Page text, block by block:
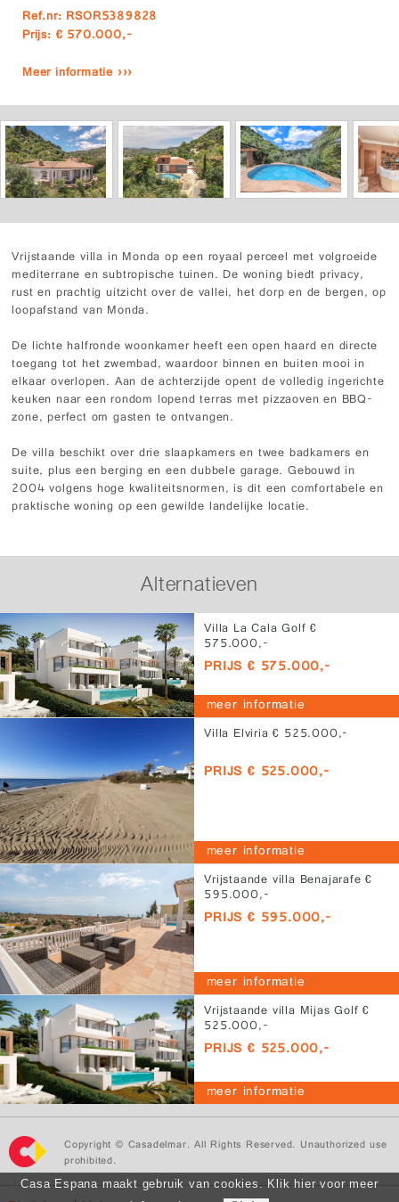
Ref.nr: RSOR5389828
Prijs: € 570.000,-
Meer informatie ›››
Vrijstaande villa in Monda op een royaal perceel met volgroeide
mediterrane en subtropische tuinen. De woning biedt privacy,
rust en prachtig uitzicht over de vallei, het dorp en de bergen, op
loopafstand van Monda.
De lichte halfronde woonkamer heeft een open haard en directe
toegang tot het zwembad, waardoor binnen en buiten mooi in
elkaar overlopen. Aan de achterzijde opent de volledig ingerichte
keuken naar een rondom lopend terras met pizzaoven en BBQ-
zone, perfect om gasten te ontvangen.
De villa beschikt over drie slaapkamers en twee badkamers en
suite, plus een berging en een dubbele garage. Gebouwd in
2004 volgens hoge kwaliteitsnormen, is dit een comfortabele en
praktische woning op een gewilde landelijke locatie.
Alternatieven
Villa La Cala Golf €
575.000,-
PRIJS € 575.000,-
meer informatie
Villa Elviria € 525.000,-
PRIJS € 525.000,-
meer informatie
Vrijstaande villa Benajarafe €
595.000,-
PRIJS € 595.000,-
meer informatie
Vrijstaande villa Mijas Golf €
525.000,-
PRIJS € 525.000,-
meer informatie
Copyright © Casadelmar. All Rights Reserved. Unauthorized use
prohibited.
Casa Espana maakt gebruik van cookies. Klik hier voor meer